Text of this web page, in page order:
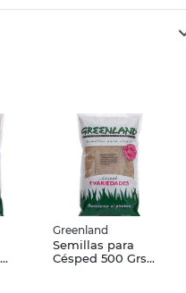
Greenland
Semillas para
Césped 500 Grs